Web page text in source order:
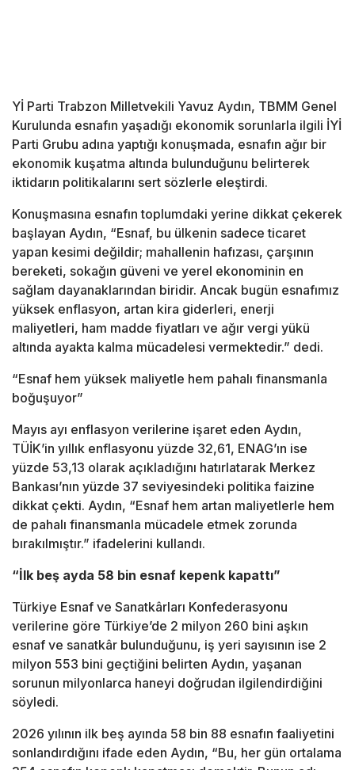
Yİ Parti Trabzon Milletvekili Yavuz Aydın, TBMM Genel
Kurulunda esnafın yaşadığı ekonomik sorunlarla ilgili İYİ
Parti Grubu adına yaptığı konuşmada, esnafın ağır bir
ekonomik kuşatma altında bulunduğunu belirterek
iktidarın politikalarını sert sözlerle eleştirdi.
Konuşmasına esnafın toplumdaki yerine dikkat çekerek
başlayan Aydın, “Esnaf, bu ülkenin sadece ticaret
yapan kesimi değildir; mahallenin hafızası, çarşının
bereketi, sokağın güveni ve yerel ekonominin en
sağlam dayanaklarından biridir. Ancak bugün esnafımız
yüksek enflasyon, artan kira giderleri, enerji
maliyetleri, ham madde fiyatları ve ağır vergi yükü
altında ayakta kalma mücadelesi vermektedir.” dedi.
“Esnaf hem yüksek maliyetle hem pahalı finansmanla
boğuşuyor”
Mayıs ayı enflasyon verilerine işaret eden Aydın,
TÜİK’in yıllık enflasyonu yüzde 32,61, ENAG’ın ise
yüzde 53,13 olarak açıkladığını hatırlatarak Merkez
Bankası’nın yüzde 37 seviyesindeki politika faizine
dikkat çekti. Aydın, “Esnaf hem artan maliyetlerle hem
de pahalı finansmanla mücadele etmek zorunda
bırakılmıştır.” ifadelerini kullandı.
“İlk beş ayda 58 bin esnaf kepenk kapattı”
Türkiye Esnaf ve Sanatkârları Konfederasyonu
verilerine göre Türkiye’de 2 milyon 260 bini aşkın
esnaf ve sanatkâr bulunduğunu, iş yeri sayısının ise 2
milyon 553 bini geçtiğini belirten Aydın, yaşanan
sorunun milyonlarca haneyi doğrudan ilgilendirdiğini
söyledi.
2026 yılının ilk beş ayında 58 bin 88 esnafın faaliyetini
sonlandırdığını ifade eden Aydın, “Bu, her gün ortalama